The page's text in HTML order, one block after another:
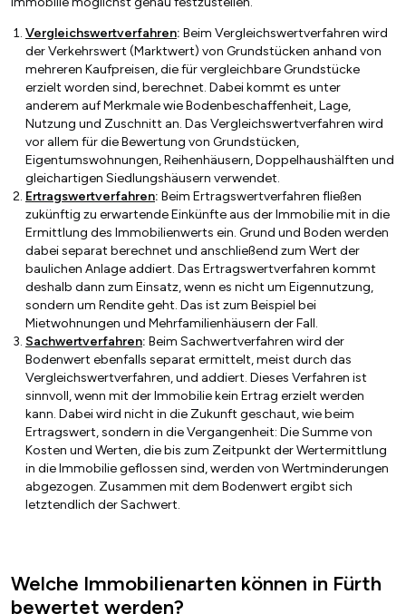
Vergleichswertverfahren: Beim Vergleichswertverfahren wird
der Verkehrswert (Marktwert) von Grundstücken anhand von
mehreren Kaufpreisen, die für vergleichbare Grundstücke
erzielt worden sind, berechnet. Dabei kommt es unter
anderem auf Merkmale wie Bodenbeschaffenheit, Lage,
Nutzung und Zuschnitt an. Das Vergleichswertverfahren wird
vor allem für die Bewertung von Grundstücken,
Eigentumswohnungen, Reihenhäusern, Doppelhaushälften und
gleichartigen Siedlungshäusern verwendet.
Ertragswertverfahren: Beim Ertragswertverfahren fließen
zukünftig zu erwartende Einkünfte aus der Immobilie mit in die
Ermittlung des Immobilienwerts ein. Grund und Boden werden
dabei separat berechnet und anschließend zum Wert der
baulichen Anlage addiert. Das Ertragswertverfahren kommt
deshalb dann zum Einsatz, wenn es nicht um Eigennutzung,
sondern um Rendite geht. Das ist zum Beispiel bei
Mietwohnungen und Mehrfamilienhäusern der Fall.
Sachwertverfahren: Beim Sachwertverfahren wird der
Bodenwert ebenfalls separat ermittelt, meist durch das
Vergleichswertverfahren, und addiert. Dieses Verfahren ist
sinnvoll, wenn mit der Immobilie kein Ertrag erzielt werden
kann. Dabei wird nicht in die Zukunft geschaut, wie beim
Ertragswert, sondern in die Vergangenheit: Die Summe von
Kosten und Werten, die bis zum Zeitpunkt der Wertermittlung
in die Immobilie geflossen sind, werden von Wertminderungen
abgezogen. Zusammen mit dem Bodenwert ergibt sich
letztendlich der Sachwert.
Welche Immobilienarten können in Fürth
bewertet werden?